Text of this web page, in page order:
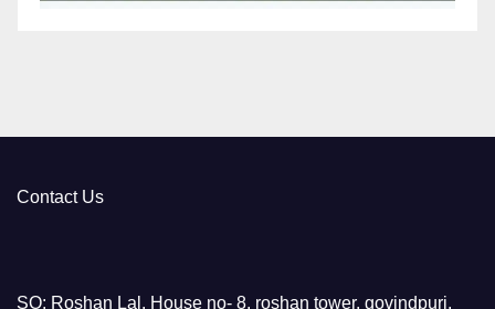
Contact Us
SO: Roshan Lal. House no- 8, roshan tower. govindpuri,